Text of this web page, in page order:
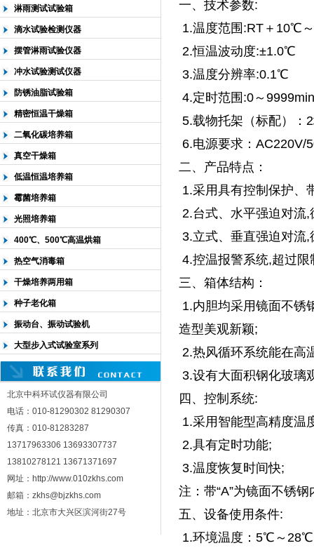
淋雨测试试验箱
滴水试验检测仪器
摆管淋雨试验仪器
冲水试验测试仪器
防锈油脂试验箱
精密恒温干燥箱
二氧化碳培养箱
真空干燥箱
低温恒温培养箱
霉菌培养箱
光照培养箱
400℃、500℃高温烘箱
热空气消毒箱
干燥培养两用箱
种子老化箱
振动台、振动试验机
大型步入式试验室系列
北京中科环试仪器有限公司
电话：010-81290302 81290307
传真：010-81283287
13717963306 13693307737
13810278121 13671371697
网址：http://www.010zkhs.com
邮箱：zkhs@bjzkhs.com
地址：北京市大兴区滨河街27号
一、技术参数:
1.温度范围:RT＋10℃
2.恒温波动度:±1.0℃
3.温度分辨率:0.1℃
4.定时范围:0～
5.载物托架（标配）：
6.电源要求：AC220V/
二、产品特点：
1.采用具有控制保护、
2.台式、水平强迫对流
3.立式、垂直强迫对流
4.控温报警系统,超过
三、箱体结构：
1.内胆均采用镜面不锈
造型美观新颖;
2.热风循环系统能在高
3.设有大面积钢化玻璃
四、控制系统:
1.采用智能型高精度温
2.具有定时功能;
3.温度恢复时间快;
注：带“A”为镜面不锈
五、设备使用条件:
1.环境温度：5℃～